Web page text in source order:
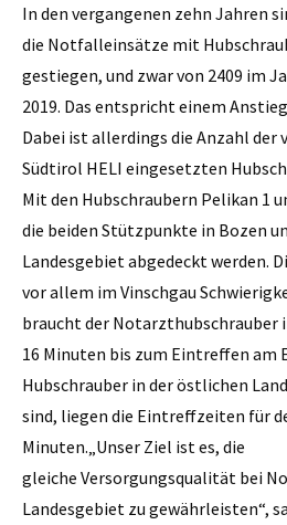
In den vergangenen zehn Jahren
die Notfalleinsätze mit
gestiegen, und zwar von 2409 im
2019. Das entspricht einem
Dabei ist allerdings die Anzahl der
Südtirol HELI eingesetzten
Mit den Hubschraubern Pelikan 1
die beiden Stützpunkte in Bozen
Landesgebiet abgedeckt werden.
vor allem im Vinschgau
braucht der Notarzthubschrauber
16 Minuten bis zum Eintreffen am
Hubschrauber in der östlichen
sind, liegen die Eintreffzeiten für
Minuten.„Unser Ziel ist es, die
gleiche Versorgungsqualität bei
Landesgebiet zu gewährleisten“,